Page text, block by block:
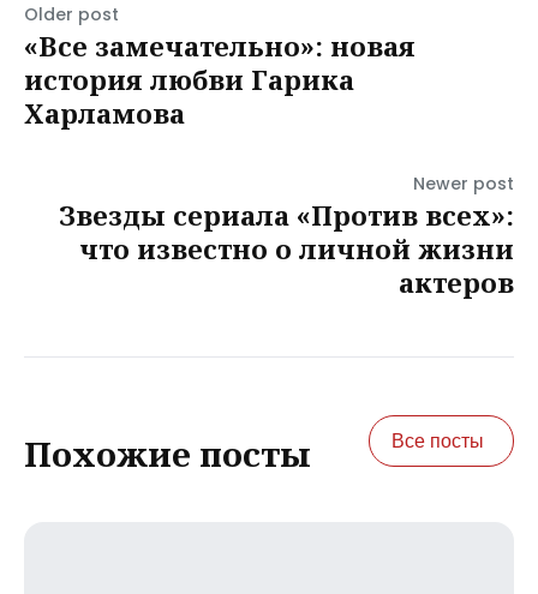
Older post
«Все замечательно»: новая
история любви Гарика
Харламова
Newer post
Звезды сериала «Против всех»:
что известно о личной жизни
актеров
Похожие посты Все посты